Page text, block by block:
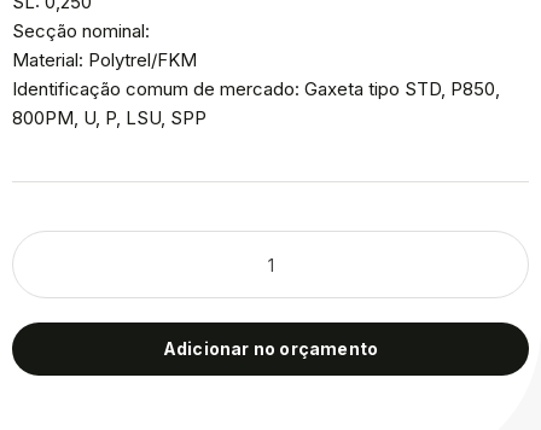
Secção nominal:
Material: Polytrel/FKM
Identificação comum de mercado: Gaxeta tipo STD, P850,
800PM, U, P, LSU, SPP
Adicionar no orçamento